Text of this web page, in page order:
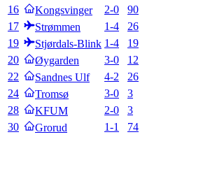
16
Kongsvinger 2-0
90
17
Strømmen 1-4
26
19
Stjørdals-Blink 1-4
19
20
Øygarden 3-0
12
22
Sandnes Ulf 4-2
26
24
Tromsø 3-0
3
28
KFUM 2-0
3
30
Grorud 1-1 74